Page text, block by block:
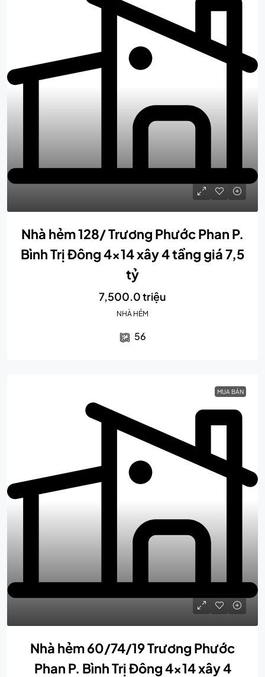
Nhà hẻm 128/ Trương Phước Phan P.
Bình Trị Đông 4×14 xây 4 tầng giá 7,5
tỷ
7,500.0 triệu
NHÀ HẺM
56
MUA BÁN
Nhà hẻm 60/74/19 Trương Phước
Phan P. Bình Trị Đông 4×14 xây 4